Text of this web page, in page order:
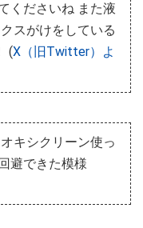
くださいね また液
スがけをしている
(X（旧Twitter）よ
キシクリーン使っ
避できた模様